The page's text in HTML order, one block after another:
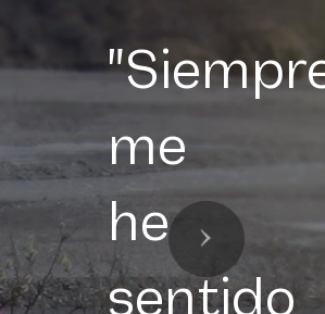
me
he
sentido